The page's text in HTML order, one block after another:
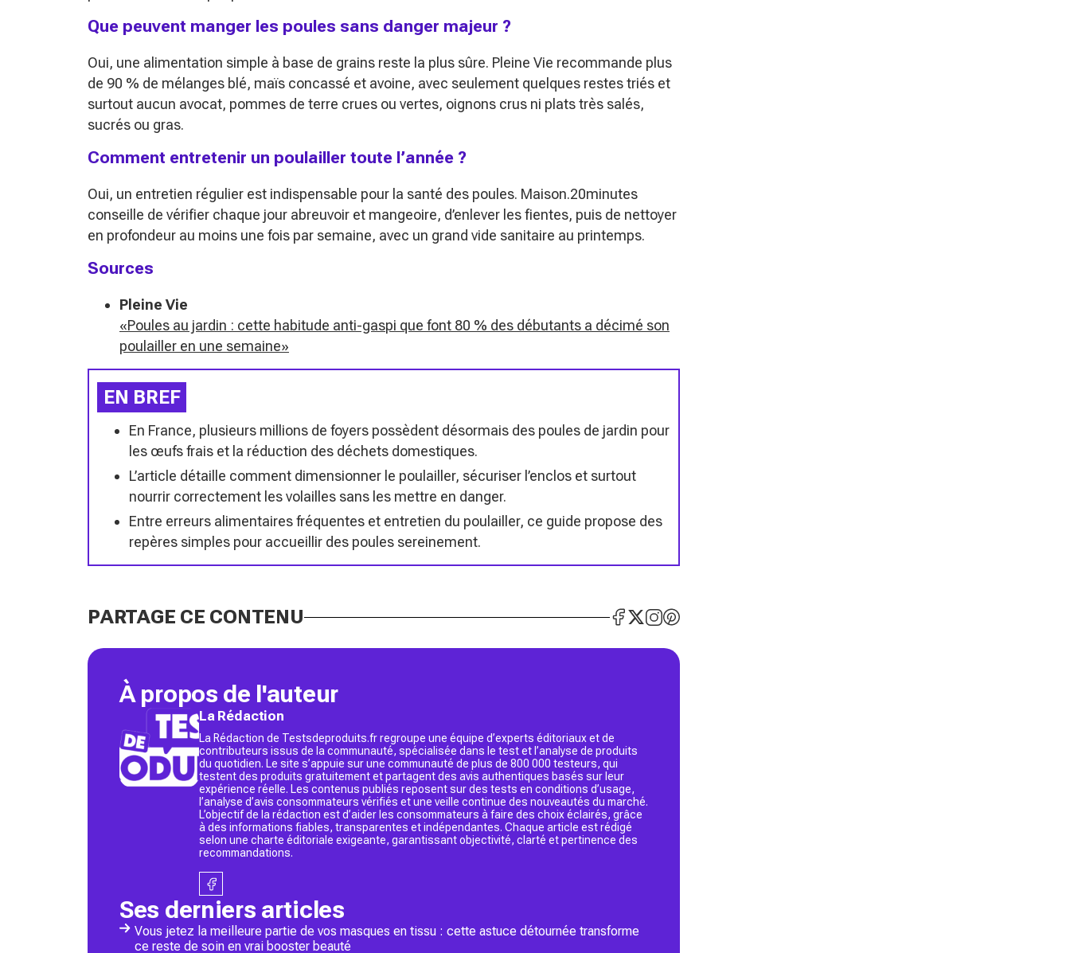
Que peuvent manger les poules sans danger majeur ?
Oui, une alimentation simple à base de grains reste la plus sûre. Pleine Vie recommande plus
de 90 % de mélanges blé, maïs concassé et avoine, avec seulement quelques restes triés et
surtout aucun avocat, pommes de terre crues ou vertes, oignons crus ni plats très salés,
sucrés ou gras.
Comment entretenir un poulailler toute l’année ?
Oui, un entretien régulier est indispensable pour la santé des poules. Maison.20minutes
conseille de vérifier chaque jour abreuvoir et mangeoire, d’enlever les fientes, puis de nettoyer
en profondeur au moins une fois par semaine, avec un grand vide sanitaire au printemps.
Sources
Pleine Vie
«Poules au jardin : cette habitude anti-gaspi que font 80 % des débutants a décimé son
poulailler en une semaine»
EN BREF
En France, plusieurs millions de foyers possèdent désormais des poules de jardin pour
les œufs frais et la réduction des déchets domestiques.
L’article détaille comment dimensionner le poulailler, sécuriser l’enclos et surtout
nourrir correctement les volailles sans les mettre en danger.
Entre erreurs alimentaires fréquentes et entretien du poulailler, ce guide propose des
repères simples pour accueillir des poules sereinement.
PARTAGE CE CONTENU
À propos de l'auteur
La Rédaction
La Rédaction de Testsdeproduits.fr regroupe une équipe d’experts éditoriaux et de
contributeurs issus de la communauté, spécialisée dans le test et l’analyse de produits
du quotidien. Le site s’appuie sur une communauté de plus de 800 000 testeurs, qui
testent des produits gratuitement et partagent des avis authentiques basés sur leur
expérience réelle. Les contenus publiés reposent sur des tests en conditions d’usage,
l’analyse d’avis consommateurs vérifiés et une veille continue des nouveautés du marché.
L’objectif de la rédaction est d’aider les consommateurs à faire des choix éclairés, grâce
à des informations fiables, transparentes et indépendantes. Chaque article est rédigé
selon une charte éditoriale exigeante, garantissant objectivité, clarté et pertinence des
recommandations.
Ses derniers articles
Vous jetez la meilleure partie de vos masques en tissu : cette astuce détournée transforme
ce reste de soin en vrai booster beauté